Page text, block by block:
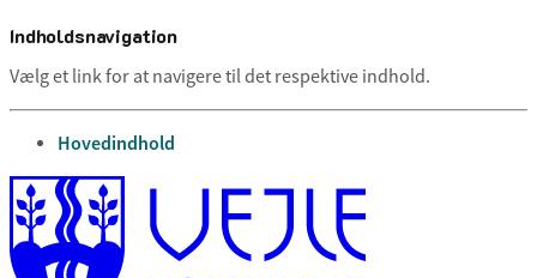
Indholdsnavigation
Vælg et link for at navigere til det respektive indhold.
gå til
Hovedindhold